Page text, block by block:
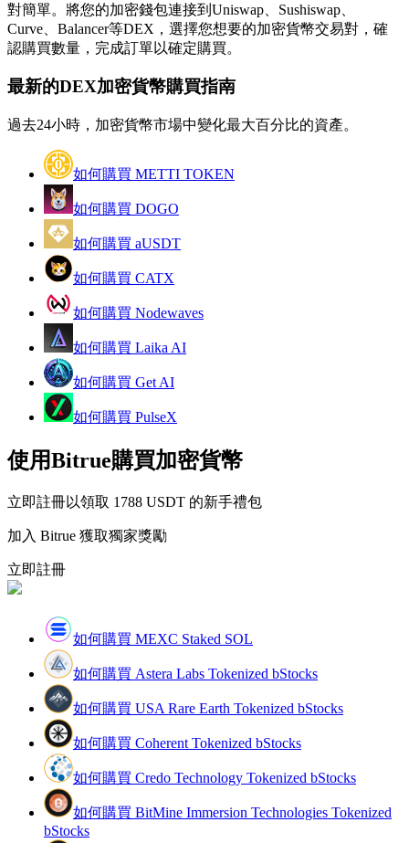
成為跟單交易員
坐享盈利分成和跟單分傭
合約資訊
包含交易情況等的大數據分析
合約功能使用指南
交易策略
對簡單。將您的加密錢包連接到Uniswap、Sushiswap、
Curve、Balancer等DEX，選擇您想要的加密貨幣交易對，確
認購買數量，完成訂單以確定購買。
最新的DEX加密貨幣購買指南
過去24小時，加密貨幣市場中變化最大百分比的資產。
如何購買 METTI TOKEN
如何購買 DOGO
如何購買 aUSDT
如何購買 CATX
如何購買 Nodewaves
如何購買 Laika AI
如何購買 Get AI
如何購買 PulseX
使用Bitrue購買加密貨幣
立即註冊以領取 1788 USDT 的新手禮包
加入 Bitrue 獲取獨家獎勵
立即註冊
如何購買 MEXC Staked SOL
如何購買 Astera Labs Tokenized bStocks
如何購買 USA Rare Earth Tokenized bStocks
如何購買 Coherent Tokenized bStocks
如何購買 Credo Technology Tokenized bStocks
如何購買 BitMine Immersion Technologies Tokenized
bStocks